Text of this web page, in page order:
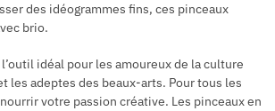
des idéogrammes fins, ces pinceaux
brio.
idéal pour les amoureux de la culture
les adeptes des beaux-arts. Pour tous les
votre passion créative. Les pinceaux en